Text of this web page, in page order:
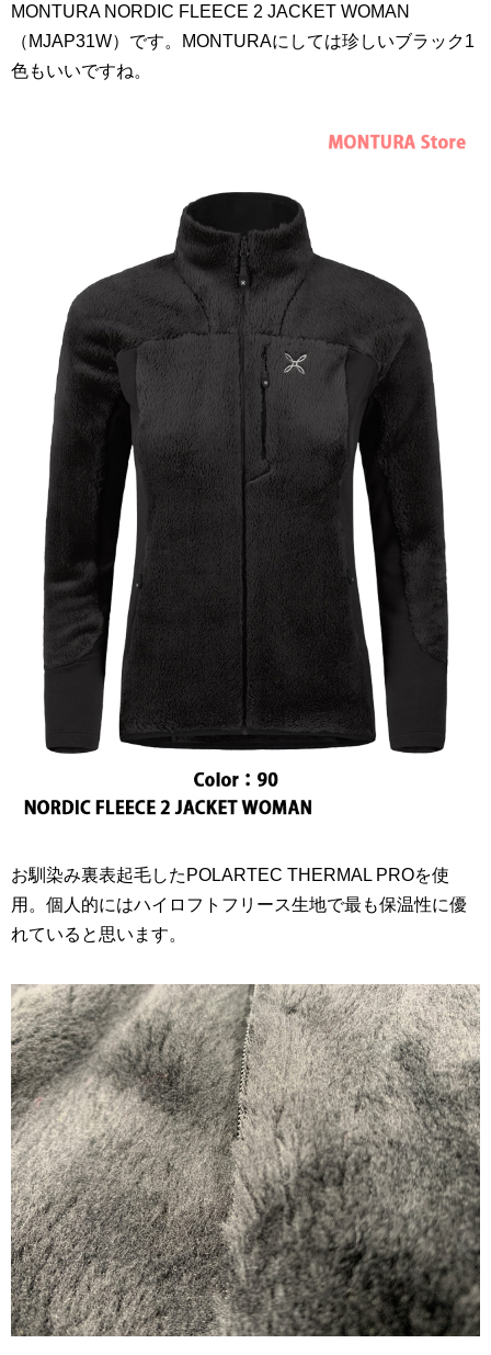
MONTURA NORDIC FLEECE 2 JACKET WOMAN
（MJAP31W）です。MONTURAにしては珍しいブラック1
色もいいですね。
お馴染み裏表起毛したPOLARTEC THERMAL PROを使
用。個人的にはハイロフトフリース生地で最も保温性に優
れていると思います。